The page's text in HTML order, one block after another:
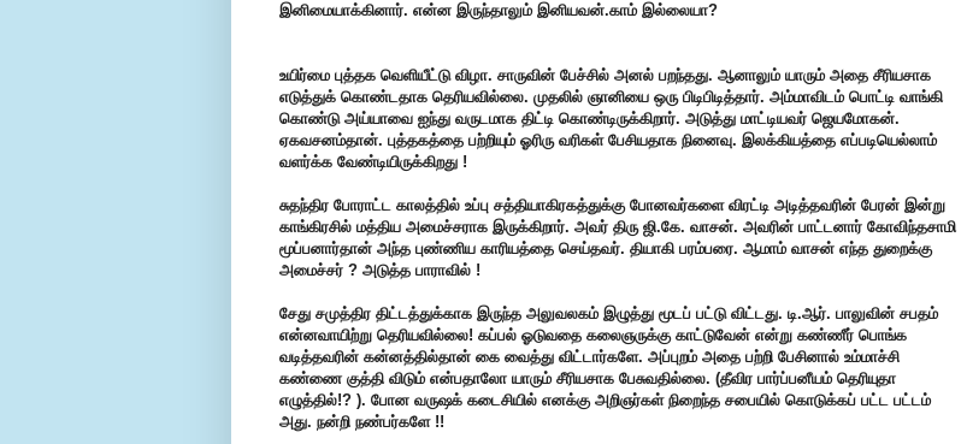
இனிமையாக்கினார். என்ன இருந்தாலும் இனியவன்.காம் இல்லையா?
உயிர்மை புத்தக வெளியீட்டு விழா. சாருவின் பேச்சில் அனல் பறந்தது. ஆனாலும் யாரும் அதை சீரியசாக
எடுத்துக் கொண்டதாக தெரியவில்லை. முதலில் ஞானியை ஒரு பிடிபிடித்தார். அம்மாவிடம் பொட்டி வாங்கி
கொண்டு அய்யாவை ஐந்து வருடமாக திட்டி கொண்டிருக்கிறார். அடுத்து மாட்டியவர் ஜெயமோகன்.
ஏகவசனம்தான். புத்தகத்தை பற்றியும் ஓரிரு வரிகள் பேசியதாக நினைவு. இலக்கியத்தை எப்படியெல்லாம்
வளர்க்க வேண்டியிருக்கிறது !
சுதந்திர போராட்ட காலத்தில் உப்பு சத்தியாகிரகத்துக்கு போனவர்களை விரட்டி அடித்தவரின் பேரன் இன்று
காங்கிரசில் மத்திய அமைச்சராக இருக்கிறார். அவர் திரு ஜி.கே. வாசன். அவரின் பாட்டனார் கோவிந்தசாமி
மூப்பனார்தான் அந்த புண்ணிய காரியத்தை செய்தவர். தியாகி பரம்பரை. ஆமாம் வாசன் எந்த துறைக்கு
அமைச்சர் ? அடுத்த பாராவில் !
சேது சமுத்திர திட்டத்துக்காக இருந்த அலுவலகம் இழுத்து மூடப் பட்டு விட்டது. டி.ஆர். பாலுவின் சபதம்
என்னவாயிற்று தெரியவில்லை! கப்பல் ஓடுவதை கலைஞருக்கு காட்டுவேன் என்று கண்ணீர் பொங்க
வடித்தவரின் கன்னத்தில்தான் கை வைத்து விட்டார்களே. அப்புறம் அதை பற்றி பேசினால் உம்மாச்சி
கண்ணை குத்தி விடும் என்பதாலோ யாரும் சீரியசாக பேசுவதில்லை. (தீவிர பார்ப்பனீயம் தெரியுதா
எழுத்தில்!? ). போன வருஷக் கடைசியில் எனக்கு அறிஞர்கள் நிறைந்த சபையில் கொடுக்கப் பட்ட பட்டம்
அது. நன்றி நண்பர்களே !!